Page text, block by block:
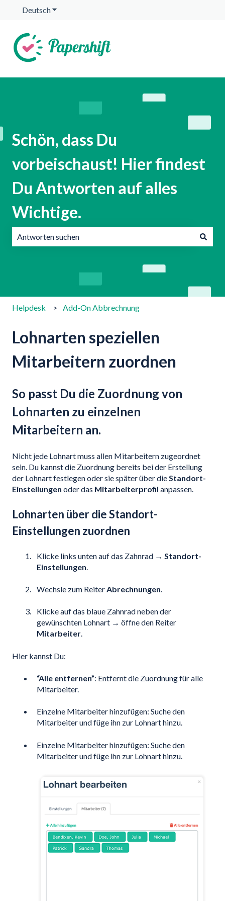
DeutschUntermenü für Übersetzungen anzeigen
Schön, dass Du
vorbeischaust! Hier findest
Du Antworten auf alles
Wichtige.
Helpdesk Add-On Abbrechnung
Lohnarten speziellen
Mitarbeitern zuordnen
So passt Du die Zuordnung von
Lohnarten zu einzelnen
Mitarbeitern an.
Nicht jede Lohnart muss allen Mitarbeitern zugeordnet
sein. Du kannst die Zuordnung bereits bei der Erstellung
der Lohnart festlegen oder sie später über die Standort-
Einstellungen oder das Mitarbeiterprofil anpassen.
Lohnarten über die Standort-
Einstellungen zuordnen
Klicke links unten auf das Zahnrad → Standort-
Einstellungen
Wechsle zum ReiterAbrechnungen.
Klicke auf das blaue Zahnrad neben der
gewünschten Lohnart → öffne den Reiter
Mitarbeiter.
Hier kannst Du:
“Alle entfernen”: Entfernt die Zuordnung für alle
Mitarbeiter.
Einzelne Mitarbeiter hinzufügen: Suche den
Mitarbeiter und füge ihn zur Lohnart hinzu.
Einzelne Mitarbeiter hinzufügen: Suche den
Mitarbeiter und füge ihn zur Lohnart hinzu.